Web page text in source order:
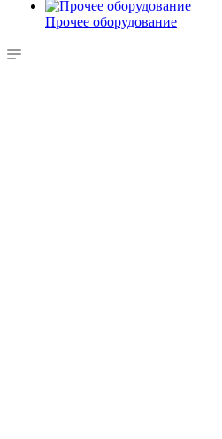
Прочее оборудование